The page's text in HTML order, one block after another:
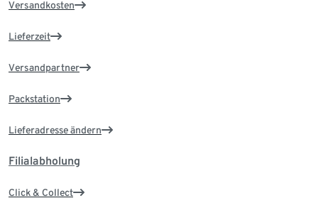
Versandkosten
Lieferzeit
Versandpartner
Packstation
Lieferadresse ändern
Filialabholung
Click & Collect